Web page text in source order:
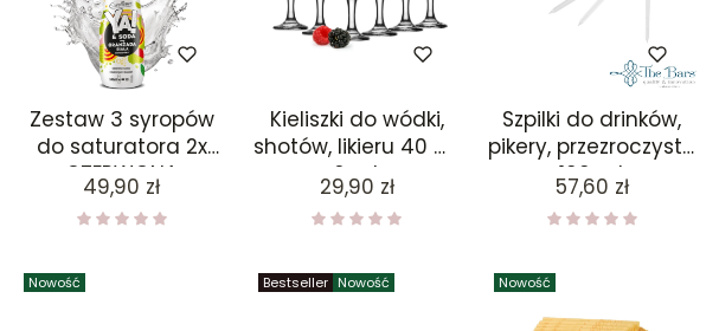
Zestaw 3 syropów
do saturatora 2x
CZERWONA
ORANŻADA 1x BIAŁA
ORANŻADA
Cena
49,90 zł
Kieliszki do wódki,
shotów, likieru 40 ml
6 szt
Cena
29,90 zł
Szpilki do drinków,
pikery, przezroczyste
100 szt
Cena
57,60 zł
Nowość Bestseller Nowość Nowość